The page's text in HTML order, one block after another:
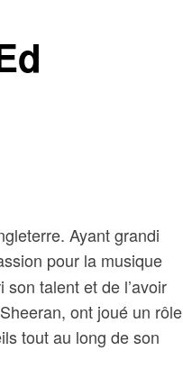
Ayant grandi
pour la musique
talent et de l’avoir
ont joué un rôle
tout au long de son